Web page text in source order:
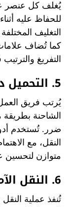
يُغلف كل عنصر
للحفاظ عليه
التغليف
كما تُضاف
التفريغ
5. التحميل داخل الشاحنة
يُرتب فريق
الشاحنة
ضرر. تُستخدم
النقل، مع
متوازن لتحسين
6. النقل الآمن والدقيق
تُنفذ عملية